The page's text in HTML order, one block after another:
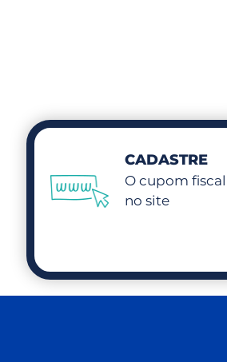
CADASTRE
O cupom fiscal
no site